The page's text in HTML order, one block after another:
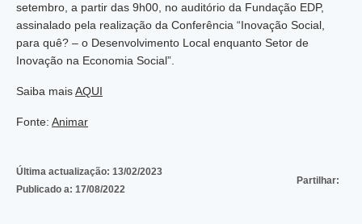
setembro, a partir das 9h00, no auditório da Fundação EDP,
assinalado pela realização da Conferência “Inovação Social,
para quê? – o Desenvolvimento Local enquanto Setor de
Inovação na Economia Social”.
Saiba maisAQUI
Fonte: Animar
Última actualização: 13/02/2023
Publicado a: 17/08/2022
Partilhar: